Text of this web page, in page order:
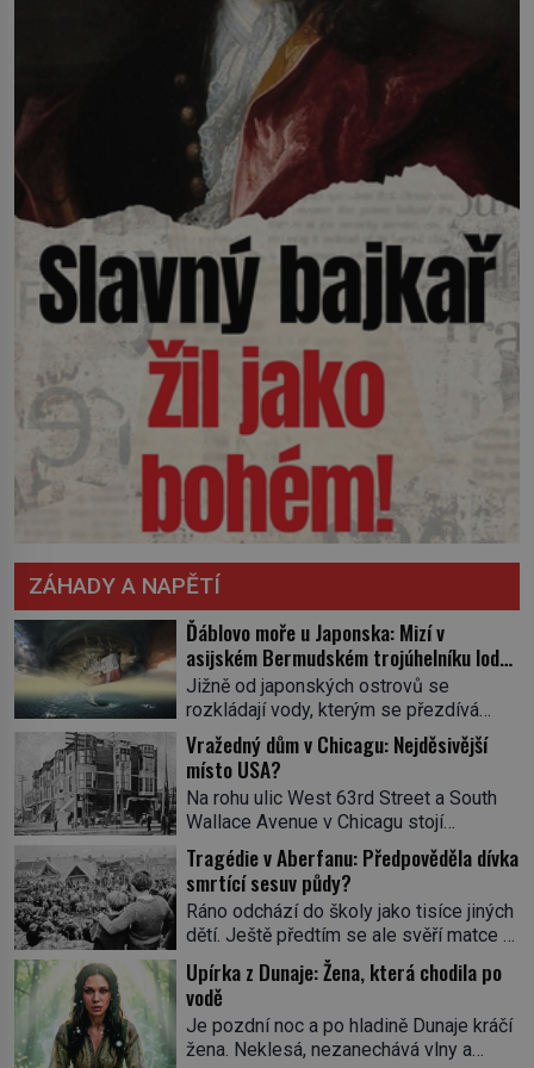
ZÁHADY A NAPĚTÍ
Ďáblovo moře u Japonska: Mizí v
asijském Bermudském trojúhelníku lodě
ve spárech neznámé síly?
Jižně od japonských ostrovů se
rozkládají vody, kterým se přezdívá
Ďáblovo moře. Vypráví se o lodích
mizejících beze stopy, podivných
světlech, zrádných proudech i mořských
dracích, kteří měli tyto končiny střežit už
v dávných legendách. Je tichomořský
Dračí trojúhelník skutečně prokletým
místem, nebo se zde jen nebezpečná
příroda proměnila v jednu z
nejpůsobivějších námořních záhad? […]
Vražedný dům v Chicagu: Nejděsivější
místo USA?
Na rohu ulic West 63rd Street a South
Wallace Avenue v Chicagu stojí
nenápadná pošta. Nemá žádný speciální
nápis ani pamětní desku. A přesto prý
místní zaměstnanci neradi chodí do
sklepa. Právě tady totiž sídlil sériový
vrah H. H. Holmes a také
nejpropracovanější past na lidi
v dějinách americké kriminalistiky.
Herman Webster Mudgett (1861–1896)
přijíždí […]
Tragédie v Aberfanu: Předpověděla dívka
smrtící sesuv půdy?
Ráno odchází do školy jako tisíce jiných
dětí. Ještě předtím se ale svěří matce s
podivným snem. Ve škole, kterou dobře
zná, tentokrát nevidí budovu ani
spolužáky. Místo nich se před ní tyčí
cosi temného. O několik hodin později je
mrtvá. Mohla devítiletá Zahlédla vlastní
Upírka z Dunaje: Žena, která chodila po
vodě
Je pozdní noc a po hladině Dunaje kráčí
žena. Neklesá, nezanechává vlny a